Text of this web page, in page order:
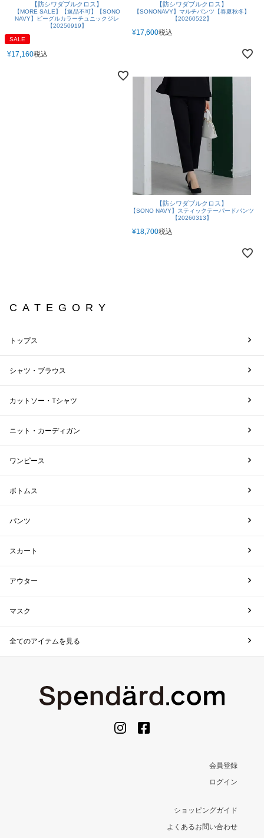
【防シワダブルクロス】
【MORE SALE】【返品不可】【SONO
NAVY】ビーグルカラーチュニックジレ
【20250919】
SALE
¥17,160税込
【防シワダブルクロス】
【SONONAVY】マルチパンツ【春夏秋冬】
【20260522】
¥17,600税込
【防シワダブルクロス】
【SONO NAVY】スティックテーパードパンツ
【20260313】
¥18,700税込
CATEGORY
トップス
シャツ・ブラウス
カットソー・Tシャツ
ニット・カーディガン
ワンピース
ボトムス
パンツ
スカート
アウター
マスク
全てのアイテムを見る
会員登録
ログイン
ショッピングガイド
よくあるお問い合わせ